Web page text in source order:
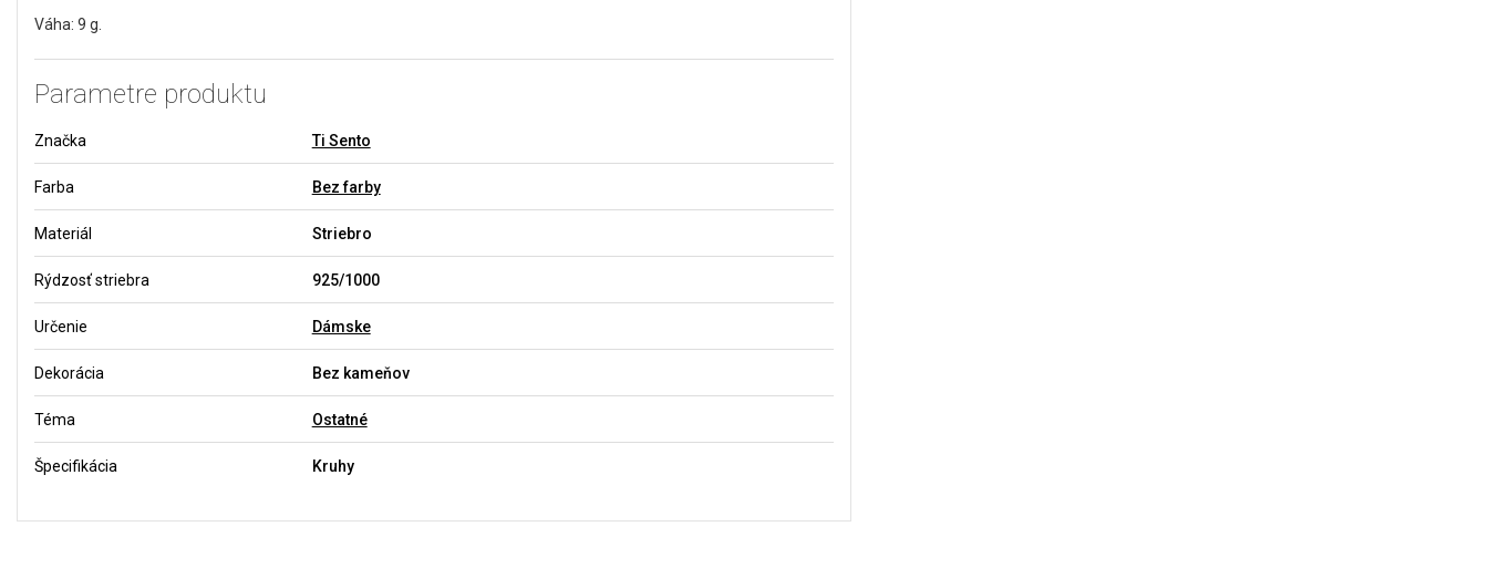
Váha: 9 g.
Parametre produktu
Značka Ti Sento
Farba Bez farby
Materiál Striebro
Rýdzosť striebra 925/1000
Určenie Dámske
Dekorácia Bez kameňov
Téma Ostatné
Špecifikácia Kruhy